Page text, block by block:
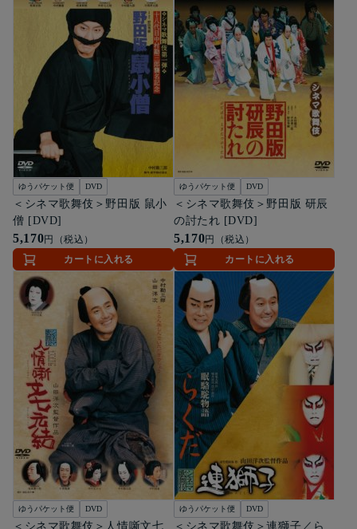
ゆうパケット便 DVD
＜シネマ歌舞伎＞野田版 鼠小
僧 [DVD]
5,170円（税込）
カートに入れる
ゆうパケット便 DVD
＜シネマ歌舞伎＞野田版 研辰
の討たれ [DVD]
5,170円（税込）
カートに入れる
ゆうパケット便 DVD
＜シネマ歌舞伎＞人情噺文七
ゆうパケット便 DVD
＜シネマ歌舞伎＞連獅子／ら